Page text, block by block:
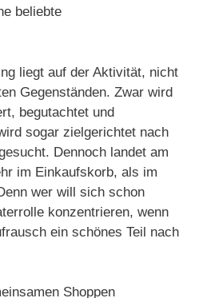
beliebte
liegt auf der Aktivität, nicht
Gegenständen. Zwar wird
begutachtet und
sogar zielgerichtet nach
Dennoch landet am
im Einkaufskorb, als im
wer will sich schon
konzentrieren, wenn
ein schönes Teil nach
Shoppen